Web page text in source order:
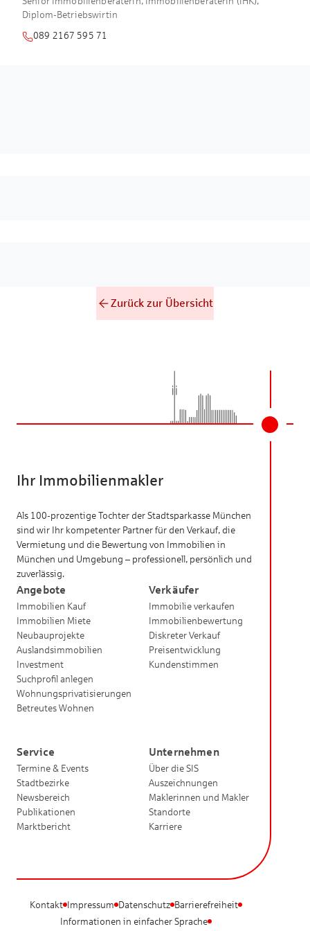
Diplom-Betriebswirtin
089 2167 595 71
Zurück zur Übersicht
Ihr Immobilienmakler
Als 100-prozentige Tochter der Stadtsparkasse München
sind wir Ihr kompetenter Partner für den Verkauf, die
Vermietung und die Bewertung von Immobilien in
München und Umgebung – professionell, persönlich und
zuverlässig.
Angebote
Immobilien Kauf
Immobilien Miete
Neubauprojekte
Auslandsimmobilien
Investment
Suchprofil anlegen
Wohnungsprivatisierungen
Betreutes Wohnen
Verkäufer
Immobilie verkaufen
Immobilienbewertung
Diskreter Verkauf
Preisentwicklung
Kundenstimmen
Service
Termine & Events
Stadtbezirke
Newsbereich
Publikationen
Marktbericht
Unternehmen
Über die SIS
Auszeichnungen
Maklerinnen und Makler
Standorte
Karriere
Kontakt Impressum Datenschutz Barrierefreiheit
Informationen in einfacher Sprache